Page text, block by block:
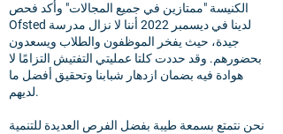
الكنيسة "ممتازين في جميع المجالات" وأكد فحص
Ofsted لدينا في ديسمبر 2022 أننا لا نزال مدرسة
جيدة، حيث يفخر الموظفون والطلاب ويسعدون
بحضورهم. وقد حددت كلتا عمليتي التفتيش التزامًا لا
هوادة فيه بضمان ازدهار شبابنا وتحقيق أفضل ما
لديهم.
نحن نتمتع بسمعة طيبة بفضل الفرص العديدة للتنمية